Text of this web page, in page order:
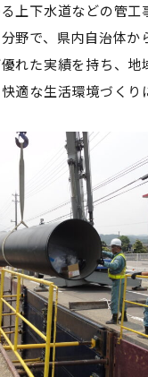
上下水道などの管工
野で、県内自治体か
れた実績を持ち、地
適な生活環境づくり